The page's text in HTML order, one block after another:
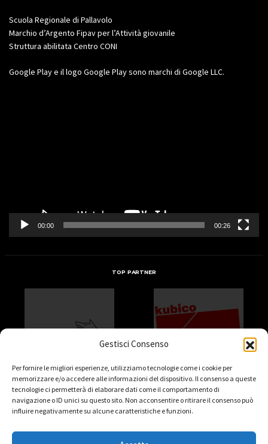
Gestisci Consenso
Per fornire le migliori esperienze, utilizziamo tecnologie come i cookie per
memorizzare e/o accedere alle informazioni del dispositivo. Il consenso a queste
tecnologie ci permetterà di elaborare dati come il comportamento di
navigazione o ID unici su questo sito. Non acconsentire o ritirare il consenso può
influire negativamente su alcune caratteristiche e funzioni.
Scuola Regionale di Pallavolo
Marchio d’Argento Fipav per l’Attività giovanile
Struttura abilitata Centro CONI
Google Play e il logo Google Play sono marchi di Google LLC.
00:00 00:26
TOP PARTNER